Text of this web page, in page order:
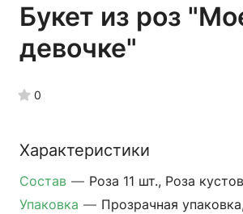
Букет из роз
девочке"
0
Характеристики
Состав — Роза 11 шт., Роза
Упаковка — Прозрачная